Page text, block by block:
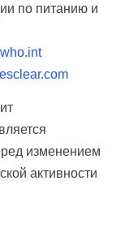
по питанию и
who.int
изменением
активности